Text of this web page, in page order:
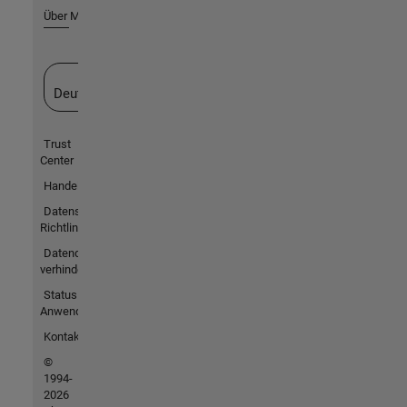
Über MathWorks
Deutschland
Trust
Center
Handelsmarken
Datenschutz-
Richtlinien
Datendiebstahl
verhindern
Status von
Anwendungen
Kontakt
©
1994-
2026